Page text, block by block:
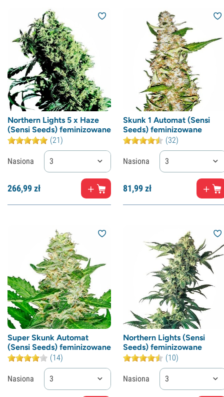
Northern Lights 5 x Haze
(Sensi Seeds) feminizowane
(21)
Nasiona 3
266,99zł
Skunk 1 Automat (Sensi
Seeds) feminizowane
(32)
Nasiona 3
81,99zł
Super Skunk Automat
(Sensi Seeds) feminizowane
(14)
Nasiona 3
Northern Lights (Sensi
Seeds) feminizowane
(10)
Nasiona 3